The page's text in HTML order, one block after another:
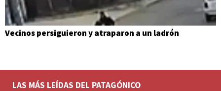
Vecinos persiguieron y atraparon a un ladrón
LAS MÁS LEÍDAS DEL PATAGÓNICO